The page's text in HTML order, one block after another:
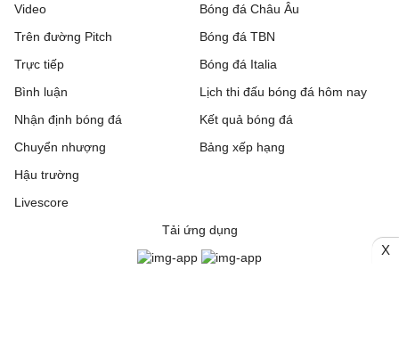
Video
Trên đường Pitch
Trực tiếp
Bóng đá Châu Âu
Bóng đá TBN
Bóng đá Italia
Bình luận
Nhận định bóng đá
Chuyển nhượng
Hậu trường
Livescore
Lịch thi đấu bóng đá hôm nay
Kết quả bóng đá
Bảng xếp hạng
Tải ứng dụng
X